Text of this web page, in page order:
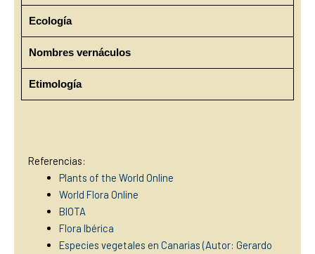
Ecología
Nombres vernáculos
Etimología
Referencias:
Plants of the World Online
World Flora Online
BIOTA
Flora Ibérica
Especies vegetales en Canarias (Autor: Gerardo